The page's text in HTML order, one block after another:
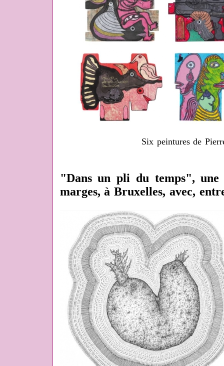
Six peintures de
"Dans un pli du temps",
marges, à Bruxelles, avec,